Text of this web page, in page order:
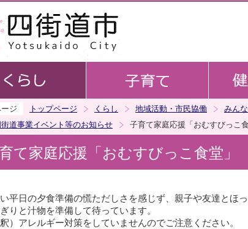
ジ トップページ くらし 地域活動・市民協働 みん
街道事業イベント等のお知らせ
子育て家庭応援「おむすびっこ食
て家庭応援「おむすびっこ食堂」
平日の夕食準備の慌ただしさを感じず、親子や友達とほ
りと汁物を準備して待っています。
釈）アレルギー対策をしていませんのでご注意ください。